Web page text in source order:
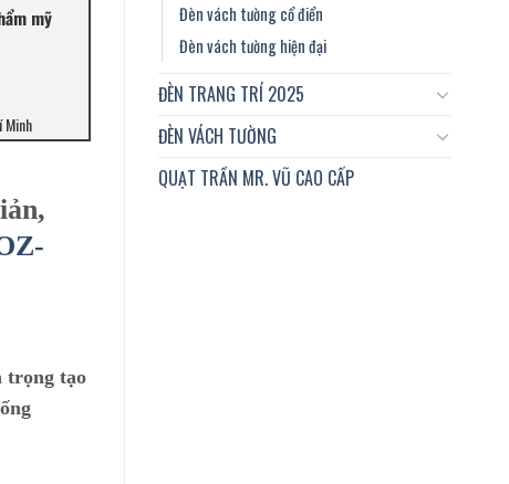
Đèn vách tường cổ điển
Đèn vách tường hiện đại
ĐÈN TRANG TRÍ 2025
ĐÈN VÁCH TƯỜNG
QUẠT TRẦN MR. VŨ CAO CẤP
mỹ
Minh
trọng tạo